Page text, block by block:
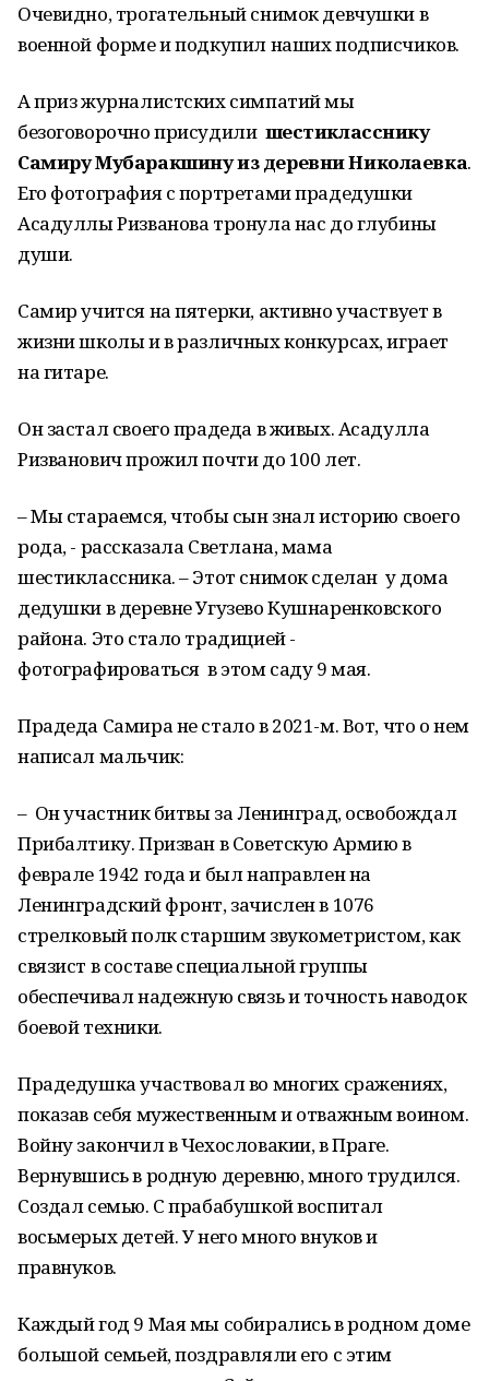
Очевидно, трогательный снимок девчушки в
военной форме и подкупил наших подписчиков.
А приз журналистских симпатий мы
безоговорочно присудили шестикласснику
Самиру Мубаракшину из деревни Николаевка.
Его фотография с портретами прадедушки
Асадуллы Ризванова тронула нас до глубины
души.
Самир учится на пятерки, активно участвует в
жизни школы и в различных конкурсах, играет
на гитаре.
Он застал своего прадеда в живых. Асадулла
Ризванович прожил почти до 100 лет.
– Мы стараемся, чтобы сын знал историю своего
рода, - рассказала Светлана, мама
шестиклассника. – Этот снимок сделан у дома
дедушки в деревне Угузево Кушнаренковского
района. Это стало традицией -
фотографироваться в этом саду 9 мая.
Прадеда Самира не стало в 2021-м. Вот, что о нем
написал мальчик:
– Он участник битвы за Ленинград, освобождал
Прибалтику. Призван в Советскую Армию в
феврале 1942 года и был направлен на
Ленинградский фронт, зачислен в 1076
стрелковый полк старшим звукометристом, как
связист в составе специальной группы
обеспечивал надежную связь и точность наводок
боевой техники.
Прадедушка участвовал во многих сражениях,
показав себя мужественным и отважным воином.
Войну закончил в Чехословакии, в Праге.
Вернувшись в родную деревню, много трудился.
Создал семью. С прабабушкой воспитал
восьмерых детей. У него много внуков и
правнуков.
Каждый год 9 Мая мы собирались в родном доме
большой семьей, поздравляли его с этим